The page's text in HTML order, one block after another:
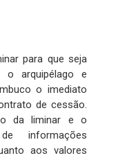
para que seja
o arquipélago e
o imediato
de cessão.
da liminar e o
informações
aos valores